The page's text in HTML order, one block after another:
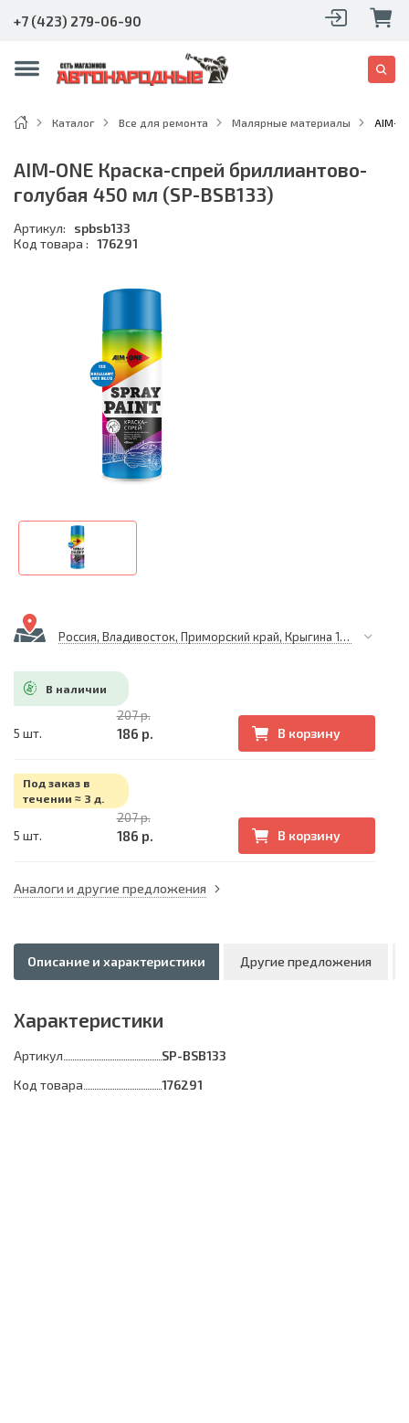
+7 (423) 279-06-90
Каталог Все для ремонта Малярные материалы AIM-
AIM-ONE Краска-спрей бриллиантово-
голубая 450 мл (SP-BSB133)
Артикул:
spbsb133
Код товара : 176291
Россия, Владивосток, Приморский край, Крыгина 105
В наличии
5 шт.
207 р.
186 р. В корзину
Под заказ в
течении ≈ 3 д.
5 шт.
207 р.
186 р. В корзину
Аналоги и другие предложения
Описание и характеристики Другие предложения
Характеристики
Артикул
SP-BSB133
Код товара
176291